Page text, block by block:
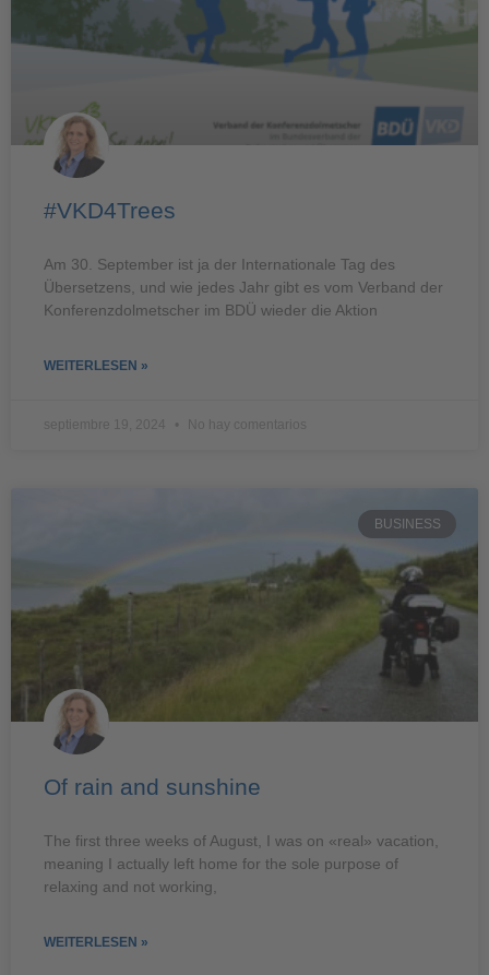
#VKD4Trees
Am 30. September ist ja der Internationale Tag des
Übersetzens, und wie jedes Jahr gibt es vom Verband der
Konferenzdolmetscher im BDÜ wieder die Aktion
WEITERLESEN »
septiembre 19, 2024 No hay comentarios
BUSINESS
Of rain and sunshine
The first three weeks of August, I was on «real» vacation,
meaning I actually left home for the sole purpose of
relaxing and not working,
WEITERLESEN »